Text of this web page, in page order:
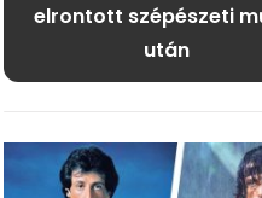
elrontott szépészeti
után